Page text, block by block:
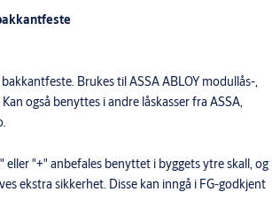
Brukes til ASSA ABLOY modullås-,
også benyttes i andre låskasser fra ASSA,
eller "+" anbefales benyttet i byggets ytre skall, og
ekstra sikkerhet. Disse kan inngå i FG-godkjent